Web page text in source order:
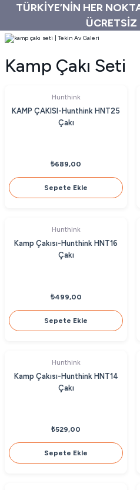
TÜRKİYE’NİN HER
Kamp Çakı Seti
Hunthink
KAMP ÇAKISI-Hunthink HNT25
Çakı
₺689,00
Sepete Ekle
Hunthink
Kamp Çakısı-Hunthink HNT16
Çakı
₺499,00
Sepete Ekle
Hunthink
Kamp Çakısı-Hunthink HNT14
Çakı
₺529,00
Sepete Ekle